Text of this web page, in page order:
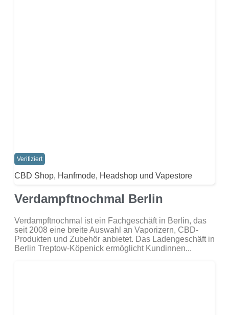
Verifiziert
CBD Shop, Hanfmode, Headshop und Vapestore
Verdampftnochmal Berlin
Verdampftnochmal ist ein Fachgeschäft in Berlin, das
seit 2008 eine breite Auswahl an Vaporizern, CBD-
Produkten und Zubehör anbietet. Das Ladengeschäft in
Berlin Treptow-Köpenick ermöglicht Kundinnen...